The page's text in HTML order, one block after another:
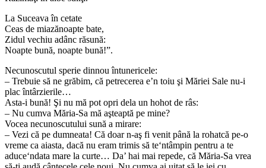
La Suceava în cetate
Ceas de miazănoapte bate,
Zidul vechiu adânc răsună:
Noapte bună, noapte bună!”.
Necunoscutul sperie dinnou întunericele:
– Trebuie să ne grăbim, că petrecerea e’n toiu şi Măriei Sale nu-i
plac întârzierile…
Asta-i bună! Şi nu mă pot opri dela un hohot de râs:
– Nu cumva Măria-Sa mă aşteaptă pe mine?
Vocea necunoscutului sună a mirare:
– Vezi că pe dumneata! Că doar n-aş fi venit până la rohatcă pe-o
vreme ca aiasta, dacă nu eram trimis să te‘ntâmpin pentru a te
aduce‘ndata mare la curte… Da’ hai mai repede, că Măria-Sa vrea